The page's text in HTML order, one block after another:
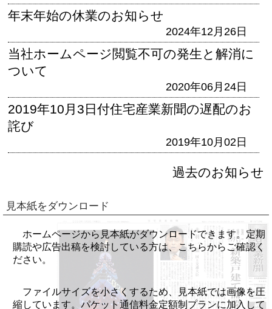
年末年始の休業のお知らせ
2024年12月26日
当社ホームページ閲覧不可の発生と解消に
ついて
2020年06月24日
2019年10月3日付住宅産業新聞の遅配のお
詫び
2019年10月02日
過去のお知らせ
見本紙をダウンロード
ホームページから見本紙がダウンロードできます。定期
購読や広告出稿を検討している方は、こちらからご確認く
ださい。
ファイルサイズを小さくするため、見本紙では画像を圧
縮しています。パケット通信料金定額制プランに加入して